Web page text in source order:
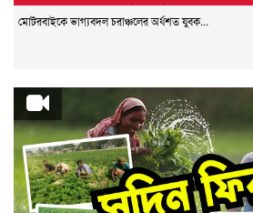
মোটরবাইকে ভাগ্যবদল চরাঞ্চলের অর্ধশত যুবক...